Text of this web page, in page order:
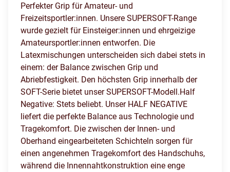
Perfekter Grip für Amateur- und
Freizeitsportler:innen. Unsere SUPERSOFT-Range
wurde gezielt für Einsteiger:innen und ehrgeizige
Amateursportler:innen entworfen. Die
Latexmischungen unterscheiden sich dabei stets in
einem: der Balance zwischen Grip und
Abriebfestigkeit. Den höchsten Grip innerhalb der
SOFT-Serie bietet unser SUPERSOFT-Modell.Half
Negative: Stets beliebt. Unser HALF NEGATIVE
liefert die perfekte Balance aus Technologie und
Tragekomfort. Die zwischen der Innen- und
Oberhand eingearbeiteten Schichteln sorgen für
einen angenehmen Tragekomfort des Handschuhs,
während die Innennahtkonstruktion eine enge